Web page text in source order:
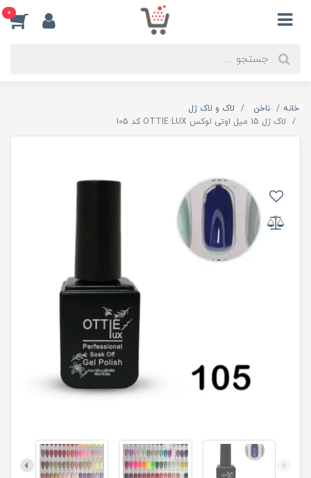
0
خانه ناخن
لاک و لاک ژل
لاک ژل 15 میل اوتی لوکس OTTIE LUX کد 105